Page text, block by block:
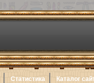
Статистика Каталог